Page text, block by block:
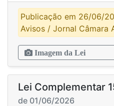
Publicação em 26/06/
Avisos / Jornal Câmara
Imagem da Lei
Lei Complementar
de 01/06/2026